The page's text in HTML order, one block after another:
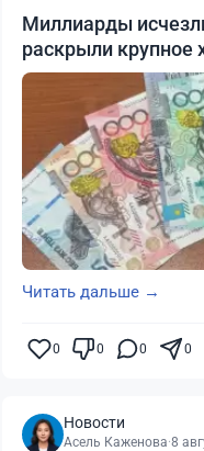
Миллиарды
раскрыли крупное
Читать дальше →
0 0 0 0
Новости
Асель Каженова·8